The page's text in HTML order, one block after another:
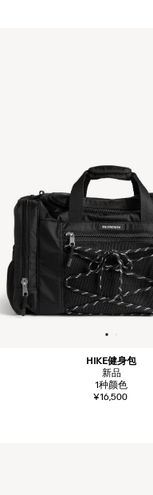
HIKE健身包
新品
1种颜色
¥16,500